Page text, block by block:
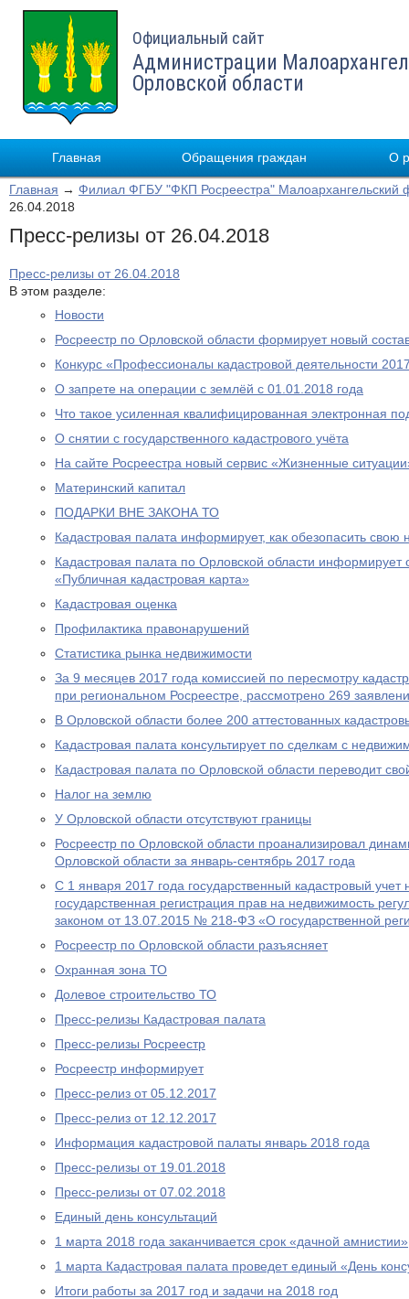
Официальный сайт
Администрации
Орловской области
Главная Обращения граждан О
Главная → Филиал ФГБУ "ФКП Росреестра" Малоархангельский
26.04.2018
Пресс-релизы от 26.04.2018
Пресс-релизы от 26.04.2018
В этом разделе:
Новости
Росреестр по Орловской области формирует новый
Конкурс «Профессионалы кадастровой деятельности
О запрете на операции с землёй с 01.01.2018 года
Что такое усиленная квалифицированная электронная
О снятии с государственного кадастрового учёта
На сайте Росреестра новый сервис «Жизненные
Материнский капитал
ПОДАРКИ ВНЕ ЗАКОНА ТО
Кадастровая палата информирует, как обезопасить свою
Кадастровая палата по Орловской области информирует
«Публичная кадастровая карта»
Кадастровая оценка
Профилактика правонарушений
Статистика рынка недвижимости
За 9 месяцев 2017 года комиссией по пересмотру
при региональном Росреестре, рассмотрено 269
В Орловской области более 200 аттестованных
Кадастровая палата консультирует по сделкам с
Кадастровая палата по Орловской области переводит
Налог на землю
У Орловской области отсутствуют границы
Росреестр по Орловской области проанализировал
Орловской области за январь-сентябрь 2017 года
С 1 января 2017 года государственный кадастровый учет
государственная регистрация прав на недвижимость
законом от 13.07.2015 № 218-ФЗ «О государственной
Росреестр по Орловской области разъясняет
Охранная зона ТО
Долевое строительство ТО
Пресс-релизы Кадастровая палата
Пресс-релизы Росреестр
Росреестр информирует
Пресс-релиз от 05.12.2017
Пресс-релиз от 12.12.2017
Информация кадастровой палаты январь 2018 года
Пресс-релизы от 19.01.2018
Пресс-релизы от 07.02.2018
Единый день консультаций
1 марта 2018 года заканчивается срок «дачной амнистии»
1 марта Кадастровая палата проведет единый «День
Итоги работы за 2017 год и задачи на 2018 год